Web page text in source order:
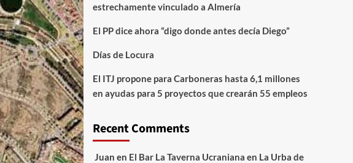
estrechamente vinculado a Almería
El PP dice ahora “digo donde antes decía Diego”
Días de Locura
El ITJ propone para Carboneras hasta 6,1 millones
en ayudas para 5 proyectos que crearán 55 empleos
Recent Comments
Juan en El Bar La Taverna Ucraniana en La Urba de